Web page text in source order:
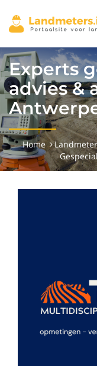
Experts
advies &
Home